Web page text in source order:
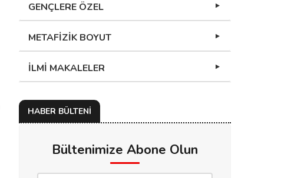
GENÇLERE ÖZEL
METAFİZİK BOYUT
İLMİ MAKALELER
HABER BÜLTENİ
Bültenimize Abone Olun